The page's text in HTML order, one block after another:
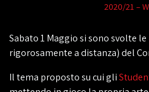
2020/21 –
Sabato 1 Maggio si sono svolte
rigorosamente a distanza) del
Il tema proposto su cui gli